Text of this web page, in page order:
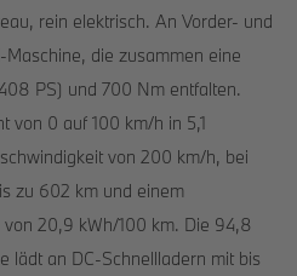
rein elektrisch. An Vorder- und
die zusammen eine
PS) und 700 Nm entfalten.
von 0 auf 100 km/h in 5,1
von 200 km/h, bei
zu 602 km und einem
20,9 kWh/100 km. Die 94,8
lädt an DC-Schnellladern mit bis